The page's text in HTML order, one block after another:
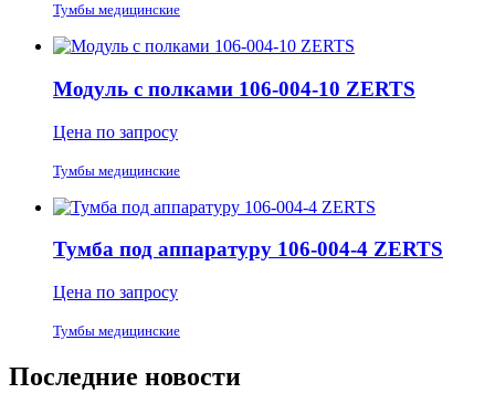
Тумбы медицинские
Модуль с полками 106-004-10 ZERTS
Цена по запросу
Тумбы медицинские
Тумба под аппаратуру 106-004-4 ZERTS
Цена по запросу
Тумбы медицинские
Последние новости